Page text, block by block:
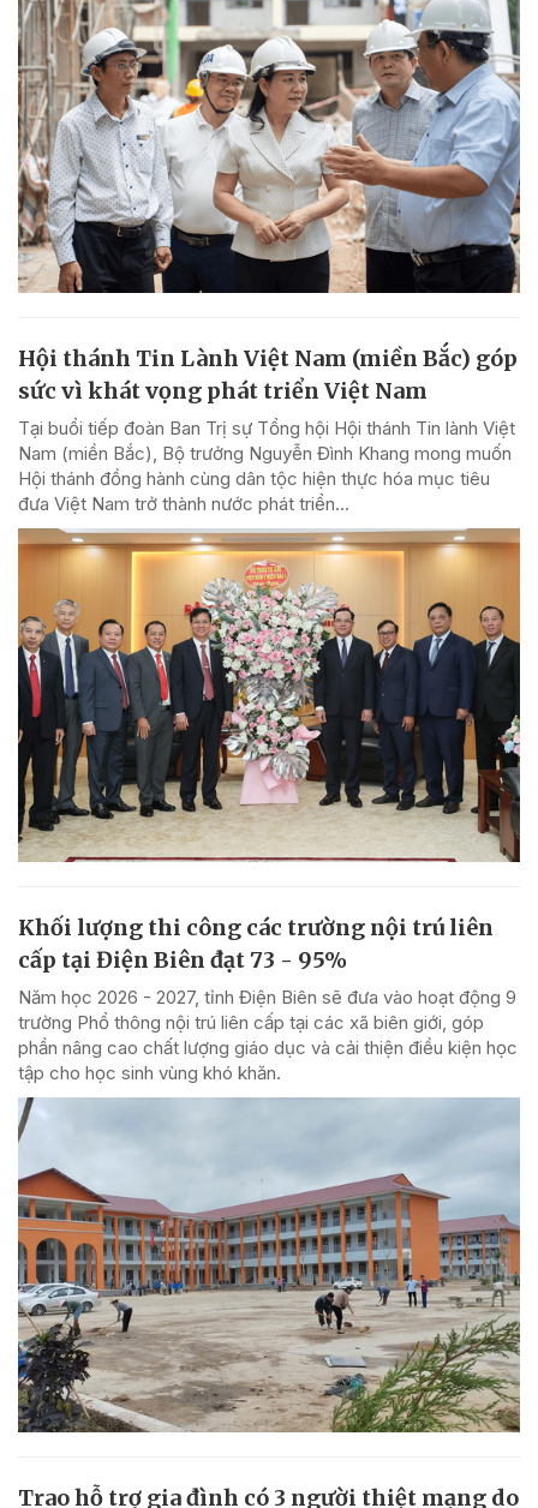
Hội thánh Tin Lành Việt Nam (miền Bắc) góp
sức vì khát vọng phát triển Việt Nam
Tại buổi tiếp đoàn Ban Trị sự Tổng hội Hội thánh Tin lành Việt
Nam (miền Bắc), Bộ trưởng Nguyễn Đình Khang mong muốn
Hội thánh đồng hành cùng dân tộc hiện thực hóa mục tiêu
đưa Việt Nam trở thành nước phát triển...
Khối lượng thi công các trường nội trú liên
cấp tại Điện Biên đạt 73 - 95%
Năm học 2026 - 2027, tỉnh Điện Biên sẽ đưa vào hoạt động 9
trường Phổ thông nội trú liên cấp tại các xã biên giới, góp
phần nâng cao chất lượng giáo dục và cải thiện điều kiện học
tập cho học sinh vùng khó khăn.
Trao hỗ trợ gia đình có 3 người thiệt mạng do